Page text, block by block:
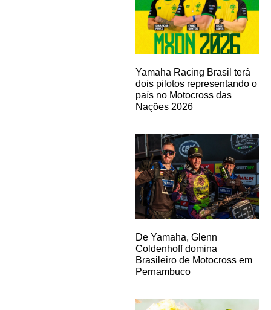
Yamaha Racing Brasil terá
dois pilotos representando o
país no Motocross das
Nações 2026
De Yamaha, Glenn
Coldenhoff domina
Brasileiro de Motocross em
Pernambuco